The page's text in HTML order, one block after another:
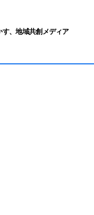
す、地域共創メディア